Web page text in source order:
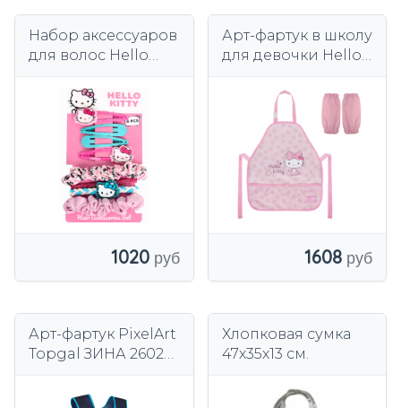
Набор аксессуаров
для волос Hello
резинок.
1020
Арт-фартук в школу
для девочки Hello
1608
Арт-фартук PixelArt
Topgal ЗИНА 26026
1-3 класс
Хлопковая сумка
47х35х13 см.